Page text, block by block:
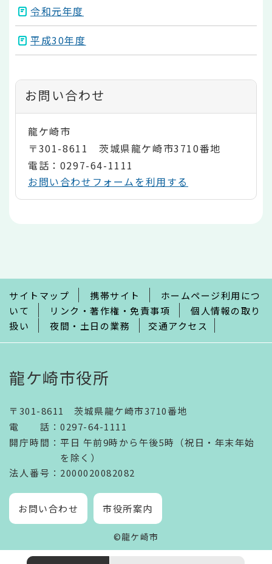
令和元年度
平成30年度
お問い合わせ
龍ケ崎市
〒301-8611 茨城県龍ケ崎市3710番地
電話：0297-64-1111
お問い合わせフォームを利用する
で
サイトマップ 携帯サイト
ホームページ利用につ
いて
リンク・著作権・免責事項
個人情報の取り
扱い
夜間・土日の業務 交通アクセス
龍ケ崎市役所
〒301-8611 茨城県龍ケ崎市3710番地
電話 ： 0297-64-1111
開庁時間 ： 平日 午前9時から午後5時（祝日・年末年始
を除く）
法人番号 ：2000020082082
お問い合わせ 市役所案内
©龍ケ崎市